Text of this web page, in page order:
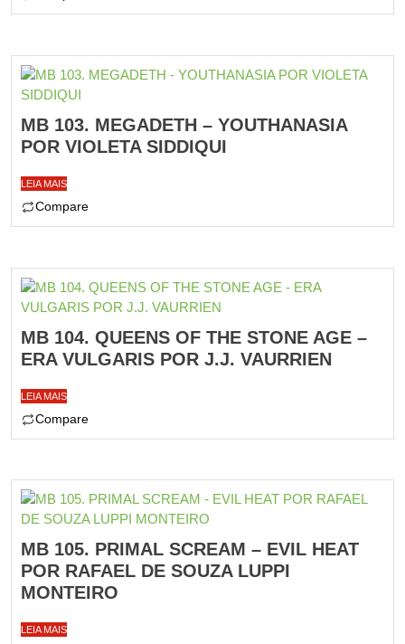
MB 103. MEGADETH – YOUTHANASIA
POR VIOLETA SIDDIQUI
LEIA MAIS
Compare
MB 104. QUEENS OF THE STONE AGE –
ERA VULGARIS POR J.J. VAURRIEN
LEIA MAIS
Compare
MB 105. PRIMAL SCREAM – EVIL HEAT
POR RAFAEL DE SOUZA LUPPI
MONTEIRO
LEIA MAIS